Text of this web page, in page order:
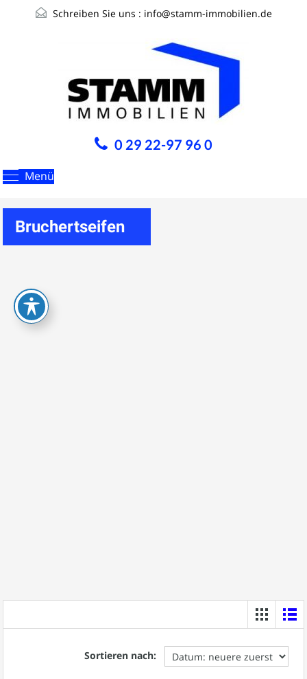
Schreiben Sie uns : info@stamm-immobilien.de
0 29 22-97 96 0
Menü
Bruchertseifen
Sortieren nach: